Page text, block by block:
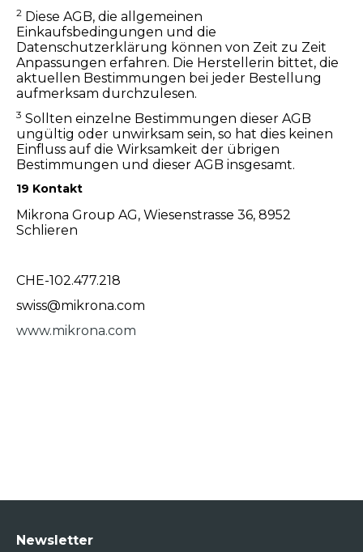
2 Diese AGB, die allgemeinen
Einkaufsbedingungen und die
Datenschutzerklärung können von Zeit zu Zeit
Anpassungen erfahren. Die Herstellerin bittet, die
aktuellen Bestimmungen bei jeder Bestellung
aufmerksam durchzulesen.
3 Sollten einzelne Bestimmungen dieser AGB
ungültig oder unwirksam sein, so hat dies keinen
Einfluss auf die Wirksamkeit der übrigen
Bestimmungen und dieser AGB insgesamt.
19 Kontakt
Mikrona Group AG, Wiesenstrasse 36, 8952
Schlieren
CHE-102.477.218
swiss@mikrona.com
www.mikrona.com
Newsletter